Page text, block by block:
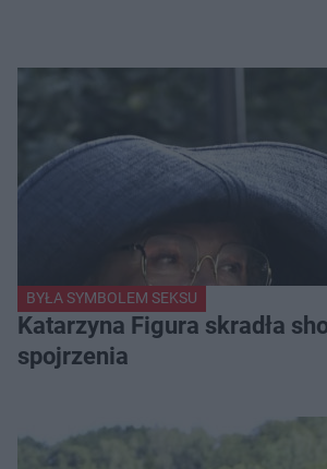
BYŁA SYMBOLEM SEKSU
Katarzyna Figura skradła
spojrzenia